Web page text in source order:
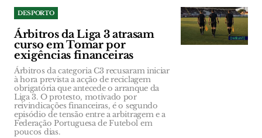
DESPORTO
Árbitros da Liga 3 atrasam
curso em Tomar por
exigências financeiras
Árbitros da categoria C3 recusaram iniciar
à hora prevista a acção de reciclagem
obrigatória que antecede o arranque da
Liga 3. O protesto, motivado por
reivindicações financeiras, é o segundo
episódio de tensão entre a arbitragem e a
Federação Portuguesa de Futebol em
poucos dias.